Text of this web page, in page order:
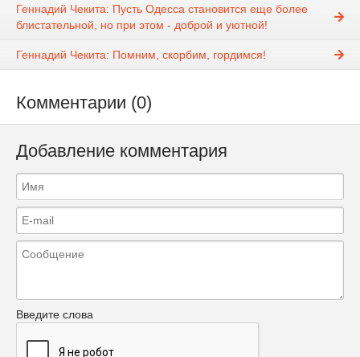
Геннадий Чекита: Пусть Одесса становится еще более
блистательной, но при этом - доброй и уютной!
Геннадий Чекита: Помним, скорбим, гордимся!
Комментарии (0)
Добавление комментария
Введите слова